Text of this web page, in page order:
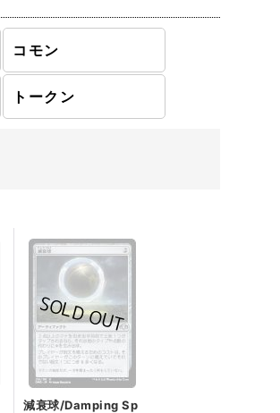
コモン
トークン
減衰球/Damping Sp